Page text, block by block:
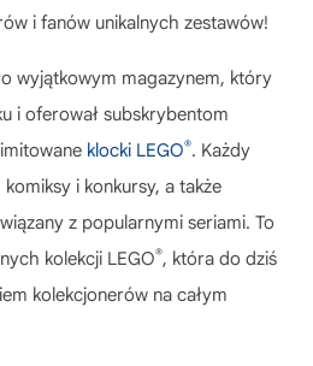
i fanów unikalnych zestawów!
wyjątkowym magazynem, który
i oferował subskrybentom
klocki LEGO®. Każdy
komiksy i konkursy, a także
z popularnymi seriami. To
kolekcji LEGO®, która do dziś
kolekcjonerów na całym